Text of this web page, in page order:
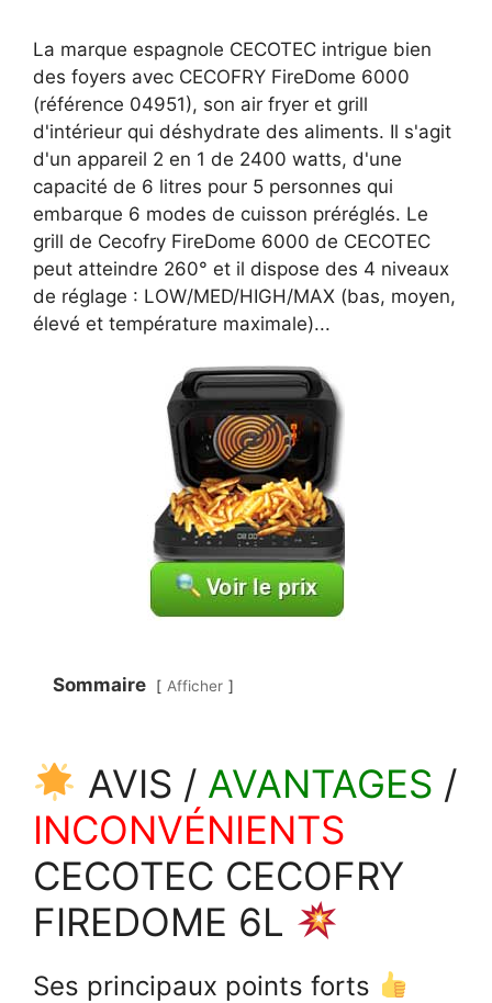
La marque espagnole CECOTEC intrigue bien
des foyers avec CECOFRY FireDome 6000
(référence 04951), son air fryer et grill
d'intérieur qui déshydrate des aliments. Il s'agit
d'un appareil 2 en 1 de 2400 watts, d'une
capacité de 6 litres pour 5 personnes qui
embarque 6 modes de cuisson préréglés. Le
grill de Cecofry FireDome 6000 de CECOTEC
peut atteindre 260° et il dispose des 4 niveaux
de réglage : LOW/MED/HIGH/MAX (bas, moyen,
élevé et température maximale)...
Sommaire Afficher
AVIS / AVANTAGES /
INCONVÉNIENTS
CECOTEC CECOFRY
FIREDOME 6L
Ses principaux points forts